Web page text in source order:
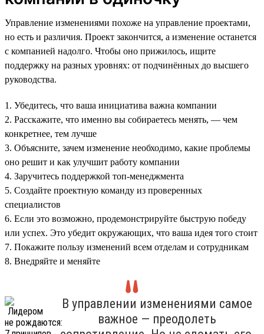
Управление изменениями похоже на управление проектами,
но есть и различия. Проект закончится, а изменение останется
с компанией надолго. Чтобы оно прижилось, ищите
поддержку на разных уровнях: от подчинённых до высшего
руководства.
1. Убедитесь, что ваша инициатива важна компании
2. Расскажите, что именно вы собираетесь менять, — чем
конкретнее, тем лучше
3. Объясните, зачем изменение необходимо, какие проблемы
оно решит и как улучшит работу компании
4. Заручитесь поддержкой топ-менеджмента
5. Создайте проектную команду из проверенных
специалистов
6. Если это возможно, продемонстрируйте быструю победу
или успех. Это убедит окружающих, что ваша идея того стоит
7. Покажите пользу изменений всем отделам и сотрудникам
8. Внедряйте и меняйте
В управлении изменениями самое
важное — преодолеть